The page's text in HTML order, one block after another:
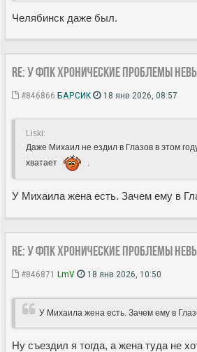
Челябинск даже был.
Re: У ФПК хронические проблемы
#846866 БАРСИК 18 янв 2026, 08:57
Liski:
Даже Михаил не ездил в Глазов в этом
хватает
У Михаила жена есть. Зачем ему в
Re: У ФПК хронические проблемы
#846871 LmV 18 янв 2026, 10:50
У Михаила жена есть. Зачем ему в
Ну съездил я тогда, а жена туда не